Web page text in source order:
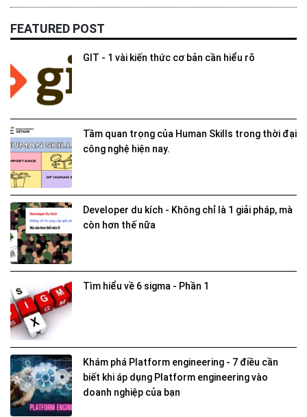
FEATURED POST
GIT - 1 vài kiến thức cơ bản cần hiểu rõ
Tầm quan trọng của Human Skills trong thời đại
công nghệ hiện nay.
Developer du kích - Không chỉ là 1 giải pháp, mà
còn hơn thế nữa
Tìm hiểu về 6 sigma - Phần 1
Khám phá Platform engineering - 7 điều cần
biết khi áp dụng Platform engineering vào
doanh nghiệp của bạn